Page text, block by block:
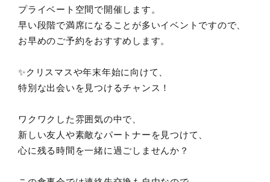
プライベート空間で開催します。
早い段階で満席になることが多いイベントですので、
お早めのご予約をおすすめします。
✨クリスマスや年末年始に向けて、
特別な出会いを見つけるチャンス！
ワクワクした雰囲気の中で、
新しい友人や素敵なパートナーを見つけて、
心に残る時間を一緒に過ごしませんか？